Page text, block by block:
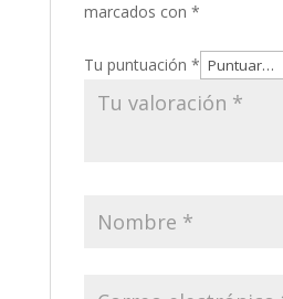
marcados con *
Tu puntuación *